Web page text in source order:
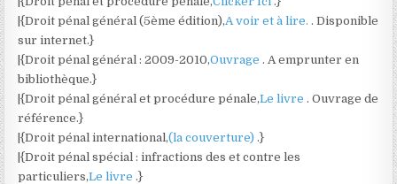
|{Droit pénal général (5ème édition),A voir et à lire.. Disponible
sur internet.}
|{Droit pénal général : 2009-2010,Ouvrage. A emprunter en
bibliothèque.}
|{Droit pénal général et procédure pénale,Le livre. Ouvrage de
référence.}
|{Droit pénal international,(la couverture).}
|{Droit pénal spécial : infractions des et contre les
particuliers,Le livre.}